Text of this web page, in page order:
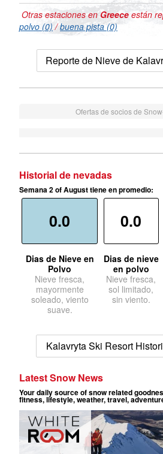
Otras estaciones enGreece están
polvo (0) /buena pista (0)
Reporte de Nieve de
Ofertas de socios de
Historial de nevadas
Semana 2 of August tiene en promedio:
0.0
Dias de Nieve en
Polvo
Nieve fresca,
mayormente
soleado, viento
suave.
0.0
Dias de nieve
en polvo
Nieve fresca,
sol limitado,
sin viento.
Kalavryta Ski Resort